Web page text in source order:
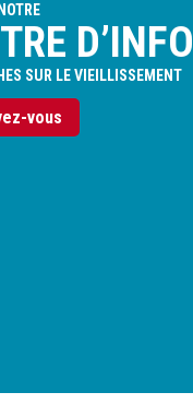
D’INFO
SUR LE VIEILLISSEMENT
vous